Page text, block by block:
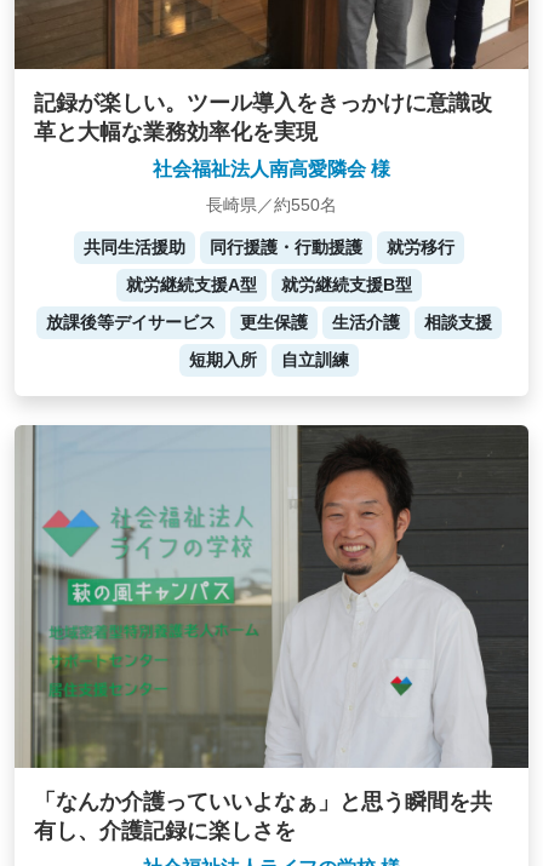
記録が楽しい。ツール導入をきっかけに意識改
革と大幅な業務効率化を実現
社会福祉法人南高愛隣会 様
長崎県／約550名
共同生活援助 同行援護・行動援護
就労移行
就労継続支援A型
就労継続支援B型
放課後等デイサービス
更生保護 生活介護
相談支援
短期入所
自立訓練
「なんか介護っていいよなぁ」と思う瞬間を共
有し、介護記録に楽しさを